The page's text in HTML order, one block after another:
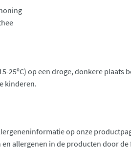
25ºC) op een droge, donkere plaats
kinderen.
op onze
allergenen in de producten door